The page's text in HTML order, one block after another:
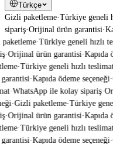
Türkçe
Gizli paketleme·Türkiye geneli
sipariş·Orijinal ürün garantisi·
·Türkiye geneli hızlı
·Orijinal ürün garantisi·Kapıda
·Türkiye geneli hızlı teslimat
·Kapıda ödeme seçeneği·
·WhatsApp ile kolay sipariş·
·Gizli paketleme·Türkiye
·Orijinal ürün garantisi·Kapıda
·Türkiye geneli hızlı teslimat
·Kapıda ödeme seçeneği·